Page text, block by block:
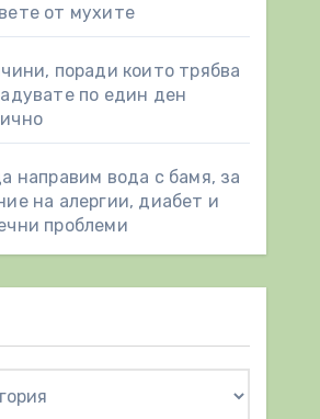
от мухите
поради които трябва
по един ден
направим вода с бамя, за
на алергии, диабет и
проблеми